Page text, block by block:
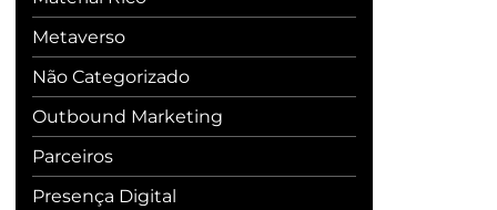
Metaverso
Não Categorizado
Outbound Marketing
Parceiros
Presença Digital